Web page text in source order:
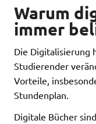
Warum
immer
Die Digitalisierung
Studierender
Vorteile,
Stundenplan.
Digitale Bücher